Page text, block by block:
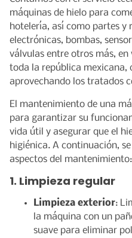
máquinas de hielo para
hotelería, así como partes y
electrónicas, bombas,
válvulas entre otros más,
toda la república mexicana,
aprovechando los tratados
El mantenimiento de una
para garantizar su
vida útil y asegurar que el
higiénica. A continuación,
aspectos del mantenimiento:
1. Limpieza regular
Limpieza exterior:
la máquina con un
suave para eliminar